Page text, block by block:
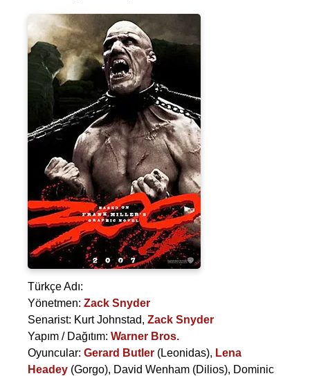
Türkçe Adı:
Yönetmen: Zack Snyder
Senarist: Kurt Johnstad, Zack Snyder
Yapım / Dağıtım: Warner Bros.
Oyuncular: Gerard Butler (Leonidas), Lena
Headey (Gorgo), David Wenham (Dilios), Dominic